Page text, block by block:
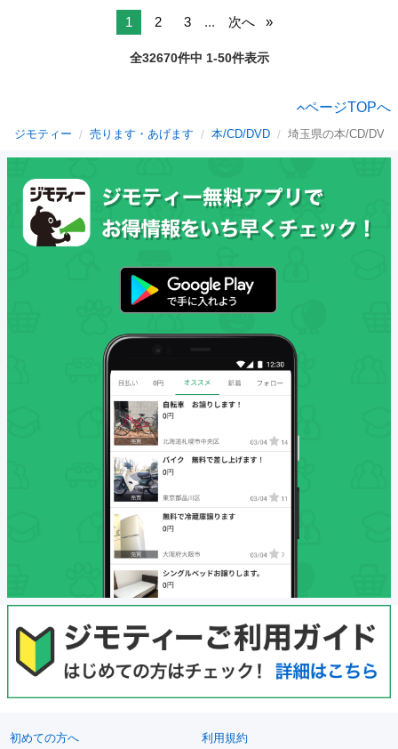
1 2 3 ... 次へ
全32670件中 1-50件表示
ページTOPへ
ジモティー 売ります・あげます 本/CD/DVD 埼玉県の本/CD/DVD
初めての方へ 利用規約